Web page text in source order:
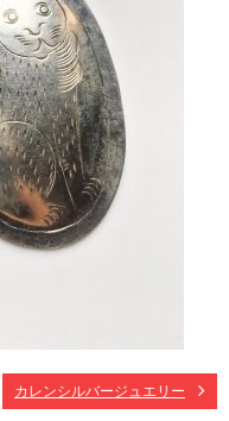
カレンシルバージュエリー